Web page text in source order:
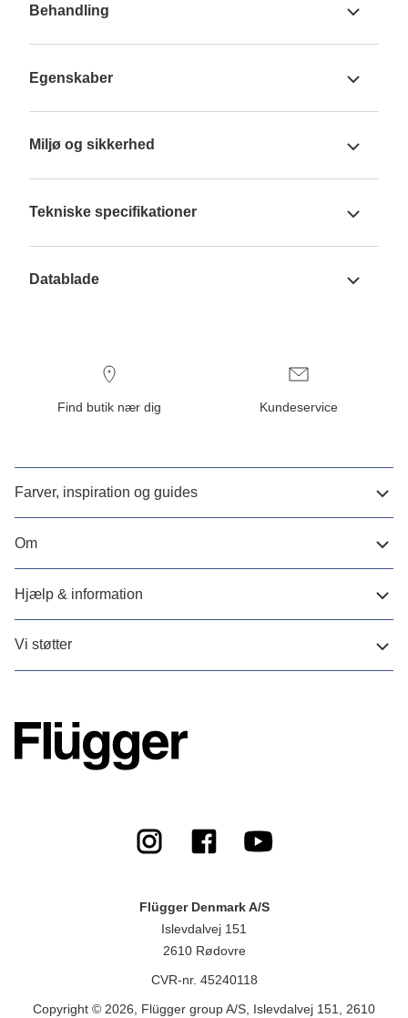
Behandling
Egenskaber
Miljø og sikkerhed
Tekniske specifikationer
Datablade
Find butik nær dig Kundeservice
Farver, inspiration og guides
Om
Hjælp & information
Vi støtter
Flügger Denmark A/S
Islevdalvej 151
2610 Rødovre
CVR-nr. 45240118
Copyright © 2026, Flügger group A/S, Islevdalvej 151, 2610